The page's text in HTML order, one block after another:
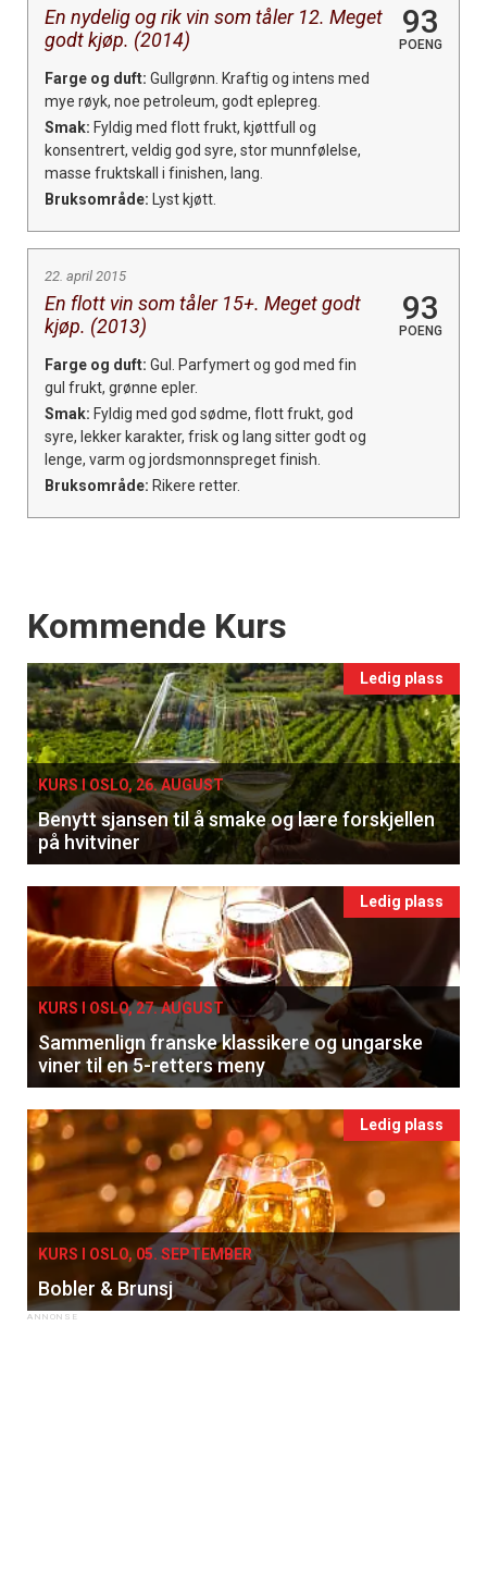
Få ukentlige nyhetsbrev fra
Apéritif
Vi tilbyr flere ukentlige nyhetsbrev. Du
Registrer deg
En nydelig og rik vin som tåler 12. Meget
godt kjøp. (2014)
93
POENG
Farge og duft: Gullgrønn. Kraftig og intens med
mye røyk, noe petroleum, godt eplepreg.
Smak: Fyldig med flott frukt, kjøttfull og
konsentrert, veldig god syre, stor munnfølelse,
masse fruktskall i finishen, lang.
Bruksområde: Lyst kjøtt.
22. april 2015
En flott vin som tåler 15+. Meget godt
kjøp. (2013)
93
POENG
Farge og duft: Gul. Parfymert og god med fin
gul frukt, grønne epler.
Smak: Fyldig med god sødme, flott frukt, god
syre, lekker karakter, frisk og lang sitter godt og
lenge, varm og jordsmonnspreget finish.
Bruksområde: Rikere retter.
Events
Kommende Kurs
Ledig plass
KURS I OSLO, 26. AUGUST
Benytt sjansen til å smake og lære forskjellen
på hvitviner
Ledig plass
KURS I OSLO, 27. AUGUST
Sammenlign franske klassikere og ungarske
viner til en 5-retters meny
Ledig plass
KURS I OSLO, 05. SEPTEMBER
Bobler & Brunsj